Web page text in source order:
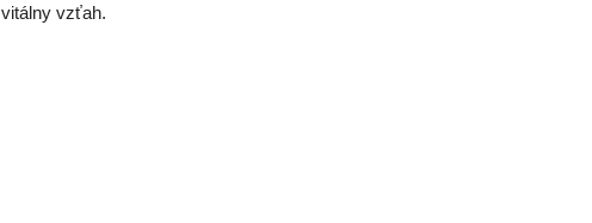
vitálny vzťah.